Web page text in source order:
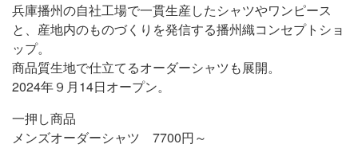
兵庫播州の自社工場で一貫生産したシャツやワンピース
と、産地内のものづくりを発信する播州織コンセプトショ
ップ。
商品質生地で仕立てるオーダーシャツも展開。
2024年９月14日オープン。
一押し商品
メンズオーダーシャツ 7700円～